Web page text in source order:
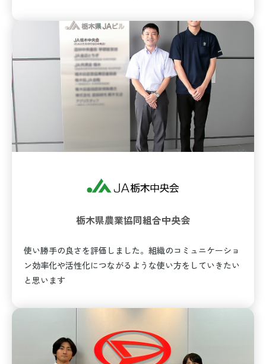
栃木県農業協同組合中央会
使い勝手の良さを評価しました。組織のコミュニケーショ
ン効率化や活性化につながるような使い方をしていきたい
と思います